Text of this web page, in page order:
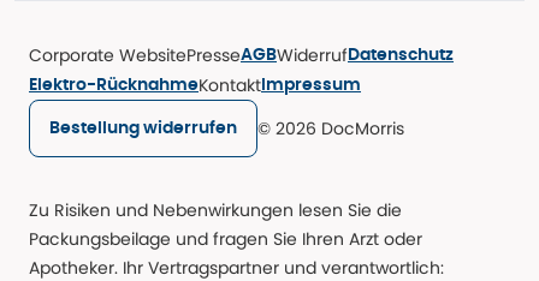
Corporate WebsitePresseAGBWiderruf Datenschutz
Elektro-RücknahmeKontakt Impressum
Bestellung widerrufen © 2026 DocMorris
Zu Risiken und Nebenwirkungen lesen Sie die
Packungsbeilage und fragen Sie Ihren Arzt oder
Apotheker. Ihr Vertragspartner und verantwortlich: